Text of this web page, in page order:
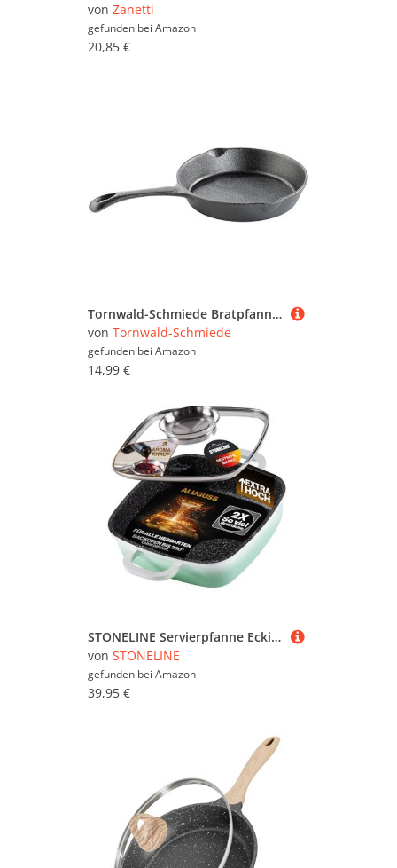
von Zanetti
gefunden bei Amazon
20,85 €
Tornwald-Schmiede Bratpfannen: Gusseisen-Pfanne, 16,5 cm (Bratpfanne Induktion, Gußeiserne Bratpfannen, Guss)
von Tornwald-Schmiede
gefunden bei Amazon
14,99 €
STONELINE Servierpfanne Eckig 20 cm, Eckige Pfanne Induktion mit Deckel, Aroma Funktion, Aluguss, Antihaft Pfanne Beschichtet mit echten Steinpartikeln, Für alle Herdarten, Backofen, Mint
von STONELINE
gefunden bei Amazon
39,95 €